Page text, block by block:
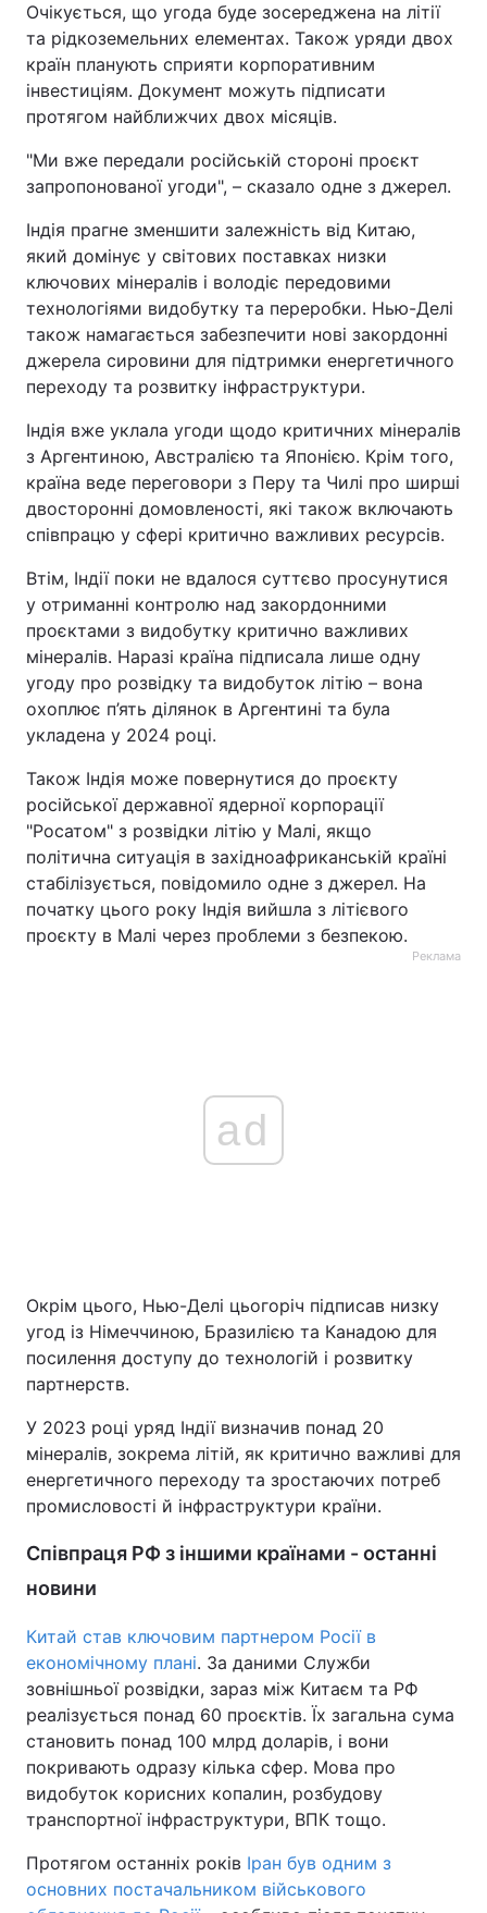
Очікується, що угода буде зосереджена на літії
та рідкоземельних елементах. Також уряди двох
країн планують сприяти корпоративним
інвестиціям. Документ можуть підписати
протягом найближчих двох місяців.
"Ми вже передали російській стороні проєкт
запропонованої угоди", – сказало одне з джерел.
Індія прагне зменшити залежність від Китаю,
який домінує у світових поставках низки
ключових мінералів і володіє передовими
технологіями видобутку та переробки. Нью-Делі
також намагається забезпечити нові закордонні
джерела сировини для підтримки енергетичного
переходу та розвитку інфраструктури.
Індія вже уклала угоди щодо критичних мінералів
з Аргентиною, Австралією та Японією. Крім того,
країна веде переговори з Перу та Чилі про ширші
двосторонні домовленості, які також включають
співпрацю у сфері критично важливих ресурсів.
Втім, Індії поки не вдалося суттєво просунутися
у отриманні контролю над закордонними
проєктами з видобутку критично важливих
мінералів. Наразі країна підписала лише одну
угоду про розвідку та видобуток літію – вона
охоплює п’ять ділянок в Аргентині та була
укладена у 2024 році.
Також Індія може повернутися до проєкту
російської державної ядерної корпорації
"Росатом" з розвідки літію у Малі, якщо
політична ситуація в західноафриканській країні
стабілізується, повідомило одне з джерел. На
початку цього року Індія вийшла з літієвого
проєкту в Малі через проблеми з безпекою.
Реклама
ad
Окрім цього, Нью-Делі цьогоріч підписав низку
угод із Німеччиною, Бразилією та Канадою для
посилення доступу до технологій і розвитку
партнерств.
У 2023 році уряд Індії визначив понад 20
мінералів, зокрема літій, як критично важливі для
енергетичного переходу та зростаючих потреб
промисловості й інфраструктури країни.
Співпраця РФ з іншими країнами - останні
новини
Китай став ключовим партнером Росії в
економічному плані. За даними Служби
зовнішньої розвідки, зараз між Китаєм та РФ
реалізується понад 60 проєктів. Їх загальна сума
становить понад 100 млрд доларів, і вони
покривають одразу кілька сфер. Мова про
видобуток корисних копалин, розбудову
транспортної інфраструктури, ВПК тощо.
Протягом останніх років Іран був одним з
основних постачальником військового